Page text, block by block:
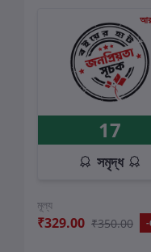
17
সমৃদ্ধ
মূল্য
₹329.00 ₹350.00 -